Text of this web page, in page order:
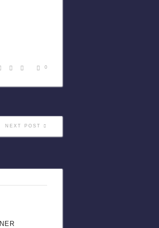
0
NEXT POST